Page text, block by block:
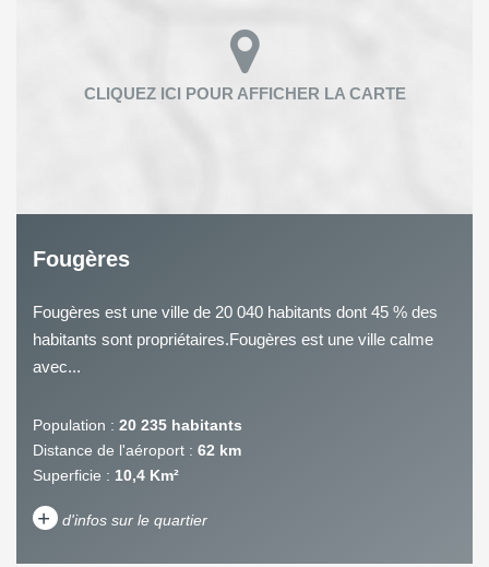
Fougères
Fougères est une ville de 20 040 habitants dont 45 % des
habitants sont propriétaires.Fougères est une ville calme
avec...
Population : 20 235 habitants
Distance de l'aéroport : 62 km
Superficie : 10,4 Km²
+ d'infos sur le quartier